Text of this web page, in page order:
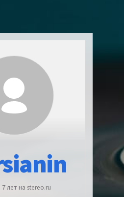
лет на stereo.ru